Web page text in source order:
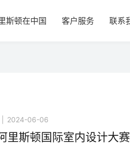
斯顿在中国 客户服务 联系
2024-06-06
里斯顿国际室内设计大